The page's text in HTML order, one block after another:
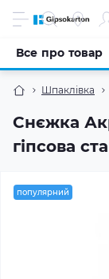
Шпаклівка
Снєжка
гіпсова
Все про товар
популярний